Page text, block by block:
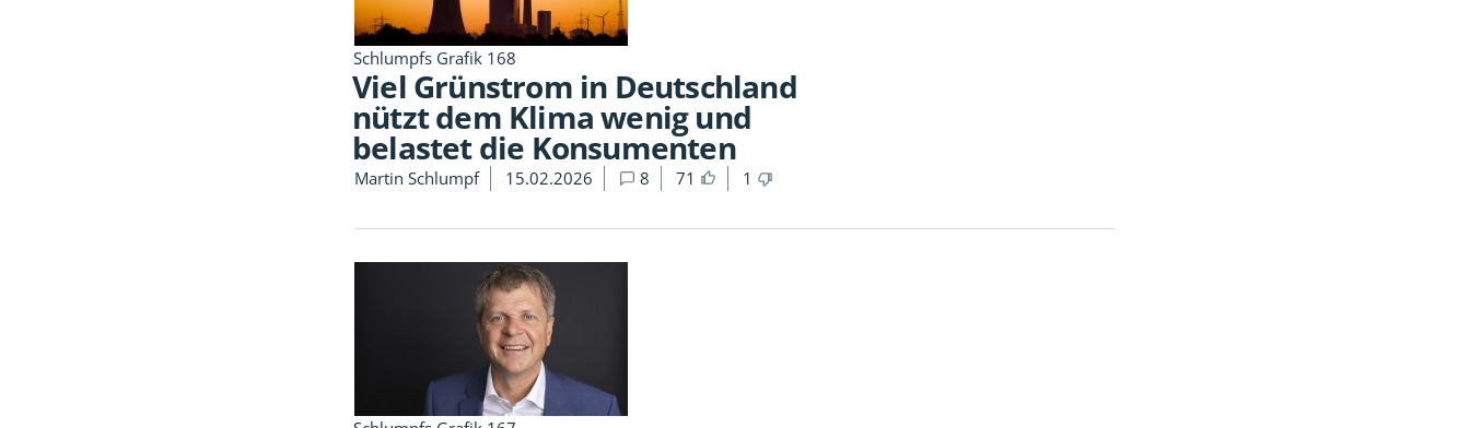
Schlumpfs Grafik 168
Viel Grünstrom in Deutschland
nützt dem Klima wenig und
belastet die Konsumenten
Martin Schlumpf 15.02.2026 8 71 1